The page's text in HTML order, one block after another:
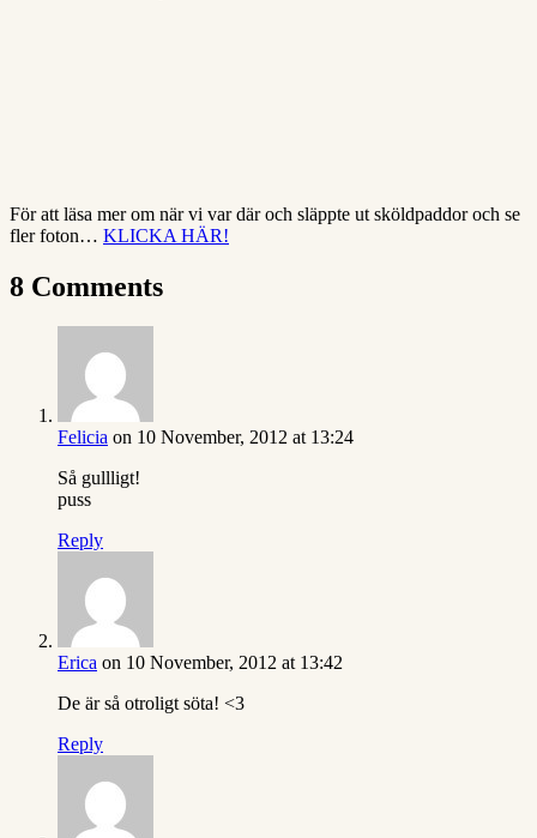
För att läsa mer om när vi var där och släppte ut sköldpaddor och se
fler foton… KLICKA HÄR!
8 Comments
Felicia on 10 November, 2012 at 13:24
Så gullligt!
puss
Reply
Erica on 10 November, 2012 at 13:42
De är så otroligt söta! <3
Reply